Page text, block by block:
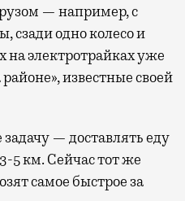
— например, с
сзади одно колесо и
электротрайках уже
известные своей
— доставлять еду
5 км. Сейчас тот же
самое быстрое за